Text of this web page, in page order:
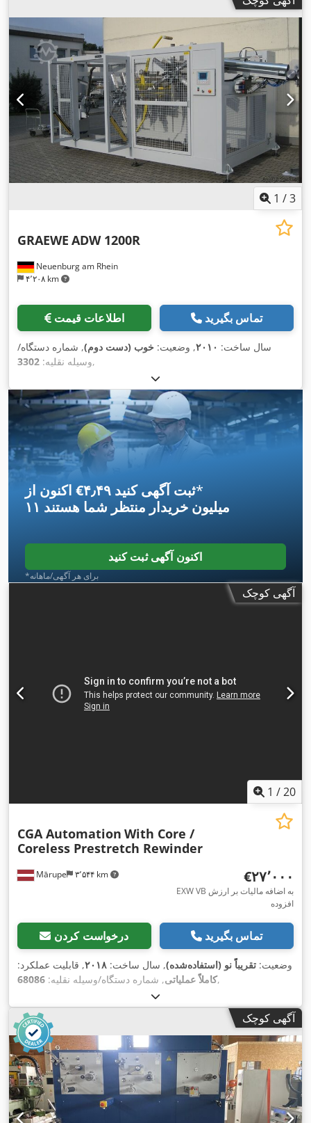
1 /3
Neuenburg am Rhein
۴٬۲۰۸ km
GRAEWE ADW 1200R
اطلاعات قیمت تماس بگیرید
سال ساخت: ۲۰۱۰, وضعیت: خوب (دست دوم), شماره دستگاه/
وسیله نقلیه: 3302 ,
اکنون از ‎€۴٫۴۹ ثبت آگهی کنید*
۱۱ میلیون خریدار منتظر شما هستند
اکنون آگهی ثبت کنید
*برای هر آگهی/ماهانه
آگهی کوچک
1 /20
Mārupe ۳٬۵۴۴ km
CGA Automation With Core /
Coreless Prestretch Rewinder
‎€۲۷٬۰۰۰
EXW VB به اضافه مالیات بر ارزش
افزوده
درخواست کردن تماس بگیرید
وضعیت: تقریباً نو (استفاده‌شده), سال ساخت: ۲۰۱۸, قابلیت عملکرد:
کاملاً عملیاتی, شماره دستگاه/وسیله نقلیه: 68086 ,
آگهی کوچک